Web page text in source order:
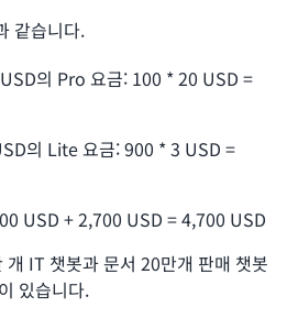
같습니다.
의 Pro 요금: 100 * 20 USD =
의 Lite 요금: 900 * 3 USD =
USD + 2,700 USD = 4,700 USD
개 IT 챗봇과 문서 20만개 판매 챗봇
있습니다.